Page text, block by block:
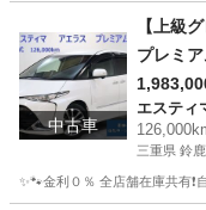
ティアナ
中古車
【上級
プレミ
エスティ
三重県 鈴
✨🐾金利０％ 全店舗在庫共有